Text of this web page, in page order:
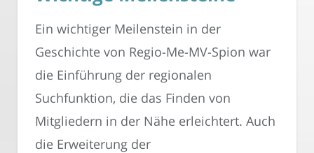
Ein wichtiger Meilenstein in der
Geschichte von Regio-Me-MV-Spion war
die Einführung der regionalen
Suchfunktion, die das Finden von
Mitgliedern in der Nähe erleichtert. Auch
die Erweiterung der